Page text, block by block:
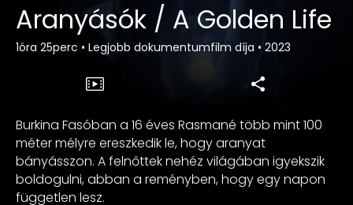
Aranyásók / A Golden Life
1óra 25perc • Legjobb dokumentumfilm díja • 2023
Burkina Fasóban a 16 éves Rasmané több mint 100
méter mélyre ereszkedik le, hogy aranyat
bányásszon. A felnőttek nehéz világában igyekszik
boldogulni, abban a reményben, hogy egy napon
független lesz.